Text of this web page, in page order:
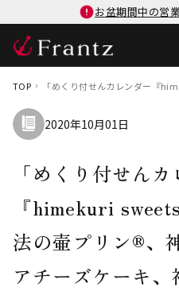
お盆期間中の営
TOP 「めくり付せんカレンダー『
2020年10月01日
「めくり付せん
『himekuri
法の壷プリン®、
アチーズケーキ、